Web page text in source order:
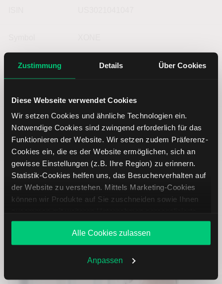
Zustimmung Details Über Cookies
Diese Webseite verwendet Cookies
Wir setzen Cookies und ähnliche Technologien ein.
Notwendige Cookies sind zwingend erforderlich für das
Funktionieren der Website. Wir setzen zudem Präferenz-
Cookies ein, die es der Website ermöglichen, sich an
gewisse Einstellungen (z.B. Ihre Region) zu erinnern.
Statistik-Cookies helfen uns, das Besucherverhalten auf
der Website zu verstehen. Mittels Marketing-Cookies
können wir Produkte auf Sie zuschneiden sowie Ihnen
Angebote unterbreiten. Sie entscheiden, welche Cookies
Sie zulassen oder ablehnen. Ihre Entscheidung können
Sie jederzeit in denCookie-Einstellungenändern.
Weitere Infos auch in unsererDatenschutzerklärung
Alle Cookies zulassen
Anpassen
Typ
Land Vereinigte Staaten von Amerika
Index
Supersektor Industriegüter und Dienstleistungen
Subsektor Maschinen: Spezialmaschinen
The ExOne Company